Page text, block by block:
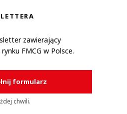
zawierający
FMCG w Polsce.
formularz
chwili.